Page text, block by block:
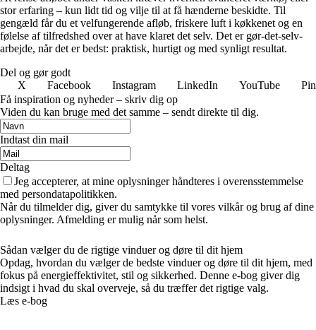
stor erfaring – kun lidt tid og vilje til at få hænderne beskidte. Til
gengæld får du et velfungerende afløb, friskere luft i køkkenet og en
følelse af tilfredshed over at have klaret det selv. Det er gør-det-selv-
arbejde, når det er bedst: praktisk, hurtigt og med synligt resultat.
Del og gør godt
X
Facebook Instagram LinkedIn YouTube
Få inspiration og nyheder – skriv dig op
Viden du kan bruge med det samme – sendt direkte til dig.
Indtast din mail
Deltag
Jeg accepterer, at mine oplysninger håndteres i overensstemmelse
med persondatapolitikken.
Når du tilmelder dig, giver du samtykke til vores vilkår og brug af dine
oplysninger. Afmelding er mulig når som helst.
Sådan vælger du de rigtige vinduer og døre til dit hjem
Opdag, hvordan du vælger de bedste vinduer og døre til dit hjem, med
fokus på energieffektivitet, stil og sikkerhed. Denne e-bog giver dig
indsigt i hvad du skal overveje, så du træffer det rigtige valg.
Læs e-bog